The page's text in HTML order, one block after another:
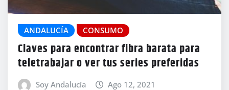
ANDALUCÍA CONSUMO
Claves para encontrar fibra barata para
teletrabajar o ver tus series preferidas
Soy Andalucía Ago 12, 2021